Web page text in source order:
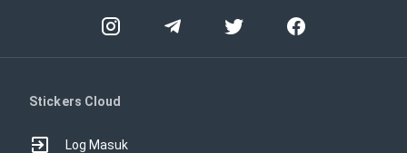
Stickers Cloud
Log Masuk